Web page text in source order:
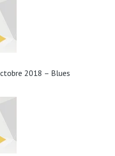
2018 – Blues